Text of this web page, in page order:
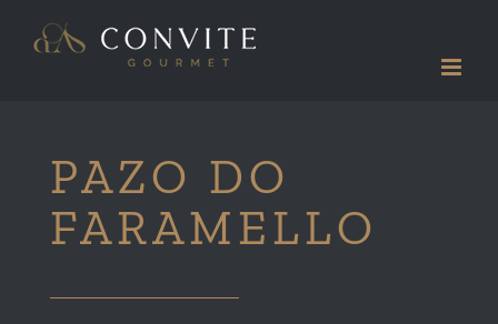
PAZO DO
FARAMELLO